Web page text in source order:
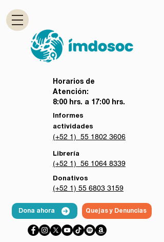
Horarios de
Atención:
8:00 hrs. a 17:00 hrs.
Informes
actividades
(+52 1) 55 1802 3606
Librería
(+52 1) 56 1064 8339
Donativos
(+52 1) 55 6803 3159
Dona ahora Quejas y Denuncias